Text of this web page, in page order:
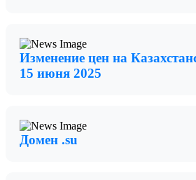
Изменение цен на
15 июня 2025
Домен .su